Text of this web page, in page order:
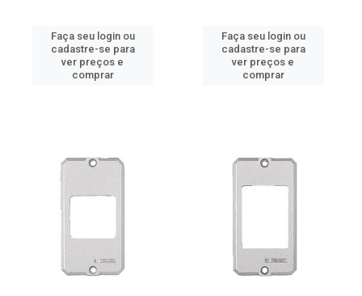
Faça seu login ou
cadastre-se para
ver preços e
comprar
Faça seu login ou
cadastre-se para
ver preços e
comprar